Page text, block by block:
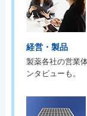
経営・製品
製薬各社の営業
ンタビューも。